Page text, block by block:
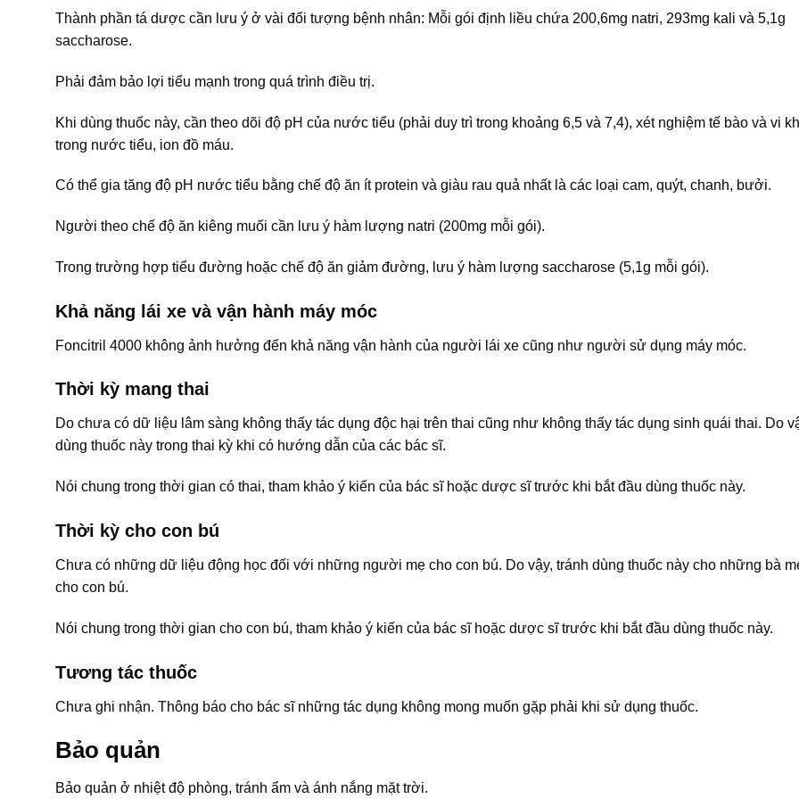
Thành phần tá dược cần lưu ý ở vài đối tượng bệnh nhân: Mỗi gói định liều chứa 200,6mg natri, 293mg kali và 5,1g
saccharose.
Phải đảm bảo lợi tiểu mạnh trong quá trình điều trị.
Khi dùng thuốc này, cần theo dõi độ pH của nước tiểu (phải duy trì trong khoảng 6,5 và 7,4), xét nghiệm tế bào và vi
trong nước tiểu, ion đồ máu.
Có thể gia tăng độ pH nước tiểu bằng chế độ ăn ít protein và giàu rau quả nhất là các loại cam, quýt, chanh, bưởi.
Người theo chế độ ăn kiêng muối cần lưu ý hàm lượng natri (200mg mỗi gói).
Trong trường hợp tiểu đường hoặc chế độ ăn giảm đường, lưu ý hàm lượng saccharose (5,1g mỗi gói).
Khả năng lái xe và vận hành máy móc
Foncitril 4000 không ảnh hưởng đến khả năng vận hành của người lái xe cũng như người sử dụng máy móc.
Thời kỳ mang thai
Do chưa có dữ liệu lâm sàng không thấy tác dụng độc hại trên thai cũng như không thấy tác dụng sinh quái thai. Do
dùng thuốc này trong thai kỳ khi có hướng dẫn của các bác sĩ.
Nói chung trong thời gian có thai, tham khảo ý kiến của bác sĩ hoặc dược sĩ trước khi bắt đầu dùng thuốc này.
Thời kỳ cho con bú
Chưa có những dữ liệu động học đối với những người mẹ cho con bú. Do vậy, tránh dùng thuốc này cho những bà
cho con bú.
Nói chung trong thời gian cho con bú, tham khảo ý kiến của bác sĩ hoặc dược sĩ trước khi bắt đầu dùng thuốc này.
Tương tác thuốc
Chưa ghi nhận. Thông báo cho bác sĩ những tác dụng không mong muốn gặp phải khi sử dụng thuốc.
Bảo quản
Bảo quản ở nhiệt độ phòng, tránh ẩm và ánh nắng mặt trời.